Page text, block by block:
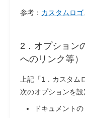
参考： カスタムロゴ
2．オプション
へのリンク等）
上記「1．カスタム
次のオプションを設
ドキュメント